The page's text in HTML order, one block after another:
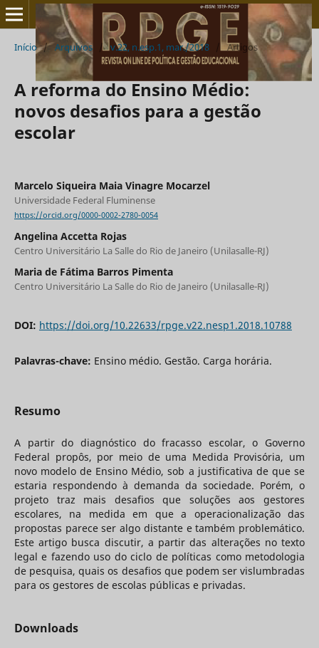
Início / Arquivos / v.22, n.esp.1, mar./2018 / Artigos
A reforma do Ensino Médio:
novos desafios para a gestão
escolar
Marcelo Siqueira Maia Vinagre Mocarzel
Universidade Federal Fluminense
https://orcid.org/0000-0002-2780-0054
Angelina Accetta Rojas
Centro Universitário La Salle do Rio de Janeiro (Unilasalle-RJ)
Maria de Fátima Barros Pimenta
Centro Universitário La Salle do Rio de Janeiro (Unilasalle-RJ)
DOI: https://doi.org/10.22633/rpge.v22.nesp1.2018.10788
Palavras-chave: Ensino médio. Gestão. Carga horária.
Resumo
A partir do diagnóstico do fracasso escolar, o Governo
Federal propôs, por meio de uma Medida Provisória, um
novo modelo de Ensino Médio, sob a justificativa de que se
estaria respondendo à demanda da sociedade. Porém, o
projeto traz mais desafios que soluções aos gestores
escolares, na medida em que a operacionalização das
propostas parece ser algo distante e também problemático.
Este artigo busca discutir, a partir das alterações no texto
legal e fazendo uso do ciclo de políticas como metodologia
de pesquisa, quais os desafios que podem ser vislumbradas
para os gestores de escolas públicas e privadas.
Downloads